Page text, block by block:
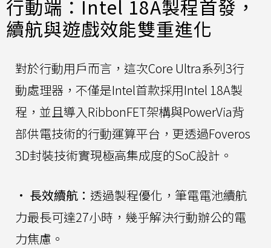
行動端：Intel 18A製程首發，
續航與遊戲效能雙重進化
對於行動用戶而言，這次Core Ultra系列3行
動處理器，不僅是Intel首款採用Intel 18A製
程，並且導入RibbonFET架構與PowerVia背
部供電技術的行動運算平台，更透過Foveros
3D封裝技術實現極高集成度的SoC設計。
• 長效續航： 透過製程優化，筆電電池續航
力最長可達27小時，幾乎解決行動辦公的電
力焦慮。